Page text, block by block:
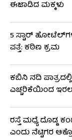
ಈಜಾಡಿದ ಮಕ್ಕಳು
5 ಸ್ಟಾರ್
ಪತ್ತೆ: ಕಠಿಣ ಕ್ರಮ
ಕಬಿನಿ ನದಿ
ಎಚ್ಚರಿಕೆಯಿಂದ
ರಸ್ತೆ ಮಧ್ಯೆ ದೊಡ್ಡ
ಎಂದು ನೆಟ್ಟಿಗರ